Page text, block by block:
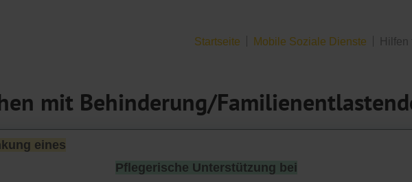
Startseite Mobile Soziale Dienste Hilfen
mit Behinderung/
eines
Pflegerische Unterstützung bei